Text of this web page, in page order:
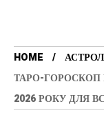
HOME
ТАРО-ГОРОСКОП
2026 РОКУ ДЛЯ